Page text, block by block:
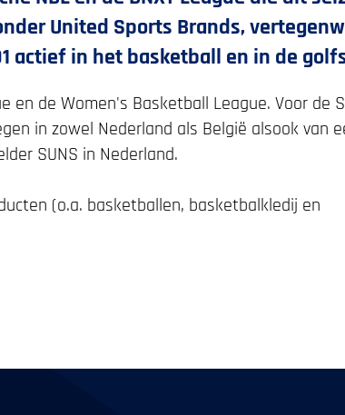
United Sports Brands,
actief in het basketball en in de
en de Women's Basketball League. Voor de
in zowel Nederland als België alsook van
SUNS in Nederland.
(o.a. basketballen, basketbalkledij en